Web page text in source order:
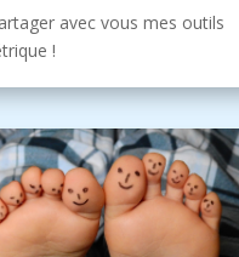
avec vous mes outils
!